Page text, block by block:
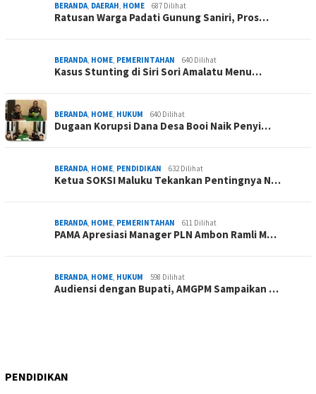
BERANDA, DAERAH, HOME 687 Dilihat
Ratusan Warga Padati Gunung Saniri, Pros…
BERANDA, HOME, PEMERINTAHAN 640 Dilihat
Kasus Stunting di Siri Sori Amalatu Menu…
BERANDA, HOME, HUKUM 640 Dilihat
Dugaan Korupsi Dana Desa Booi Naik Penyi…
BERANDA, HOME, PENDIDIKAN 632 Dilihat
Ketua SOKSI Maluku Tekankan Pentingnya N…
BERANDA, HOME, PEMERINTAHAN 611 Dilihat
PAMA Apresiasi Manager PLN Ambon Ramli M…
BERANDA, HOME, HUKUM 598 Dilihat
Audiensi dengan Bupati, AMGPM Sampaikan …
PENDIDIKAN